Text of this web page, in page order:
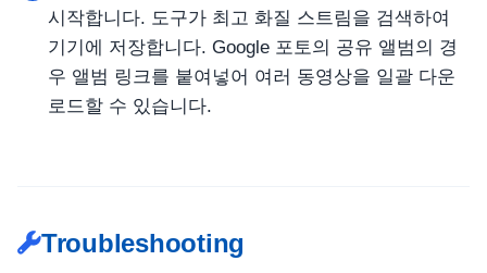
시작합니다. 도구가 최고 화질 스트림을 검색하여
기기에 저장합니다. Google 포토의 공유 앨범의 경
우 앨범 링크를 붙여넣어 여러 동영상을 일괄 다운
로드할 수 있습니다.
Troubleshooting